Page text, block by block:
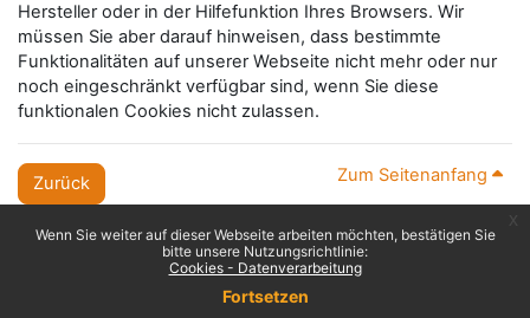
Wenn Sie weiter auf dieser Webseite arbeiten möchten, bestätigen Sie
bitte unsere Nutzungsrichtlinie:
Cookies - Datenverarbeitung
Fortsetzen
Hersteller oder in der Hilfefunktion Ihres Browsers. Wir
müssen Sie aber darauf hinweisen, dass bestimmte
Funktionalitäten auf unserer Webseite nicht mehr oder nur
noch eingeschränkt verfügbar sind, wenn Sie diese
funktionalen Cookies nicht zulassen.
Zurück Zum Seitenanfang